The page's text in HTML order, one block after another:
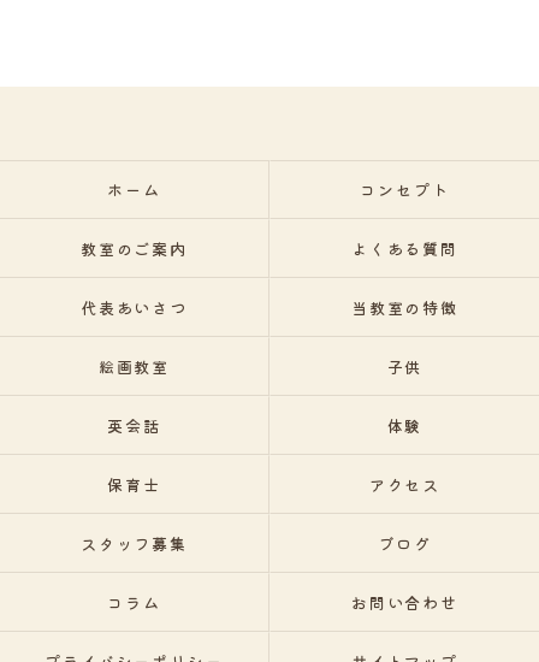
ホーム コンセプト
教室のご案内 よくある質問
代表あいさつ 当教室の特徴
絵画教室 子供
英会話 体験
保育士 アクセス
スタッフ募集 ブログ
コラム お問い合わせ